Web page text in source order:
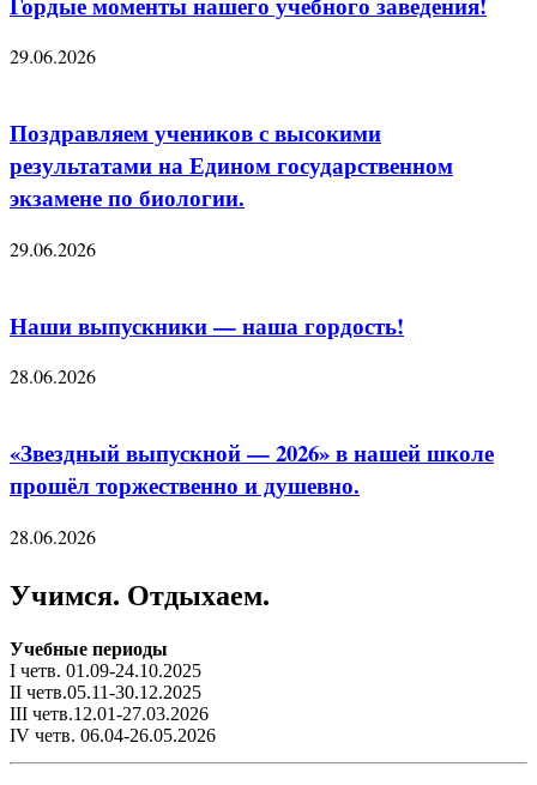
29.06.2026
Поздравляем учеников с высокими
результатами на Едином государственном
экзамене по биологии.
29.06.2026
Наши выпускники — наша гордость!
28.06.2026
«Звездный выпускной — 2026» в нашей школе
прошёл торжественно и душевно.
28.06.2026
Учимся. Отдыхаем.
Учебные периоды
I четв. 01.09-24.10.2025
II четв.05.11-30.12.2025
III четв.12.01-27.03.2026
IV четв. 06.04-26.05.2026